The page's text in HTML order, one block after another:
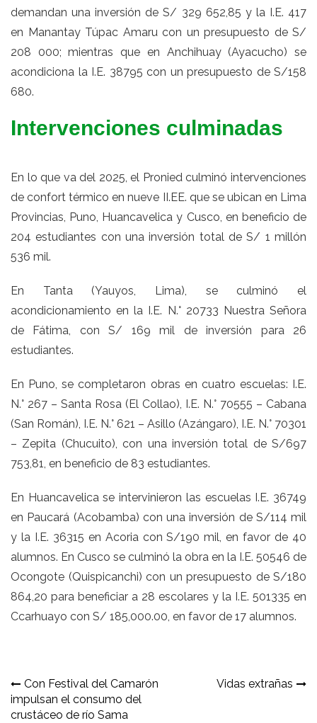
demandan una inversión de S/ 329 652,85 y la I.E. 417
en Manantay Túpac Amaru con un presupuesto de S/
208 000; mientras que en Anchihuay (Ayacucho) se
acondiciona la I.E. 38795 con un presupuesto de S/158
680.
Intervenciones culminadas
En lo que va del 2025, el Pronied culminó intervenciones
de confort térmico en nueve II.EE. que se ubican en Lima
Provincias, Puno, Huancavelica y Cusco, en beneficio de
204 estudiantes con una inversión total de S/ 1 millón
536 mil.
En Tanta (Yauyos, Lima), se culminó el
acondicionamiento en la I.E. N.° 20733 Nuestra Señora
de Fátima, con S/ 169 mil de inversión para 26
estudiantes.
En Puno, se completaron obras en cuatro escuelas: I.E.
N.° 267 – Santa Rosa (El Collao), I.E. N.° 70555 – Cabana
(San Román), I.E. N.° 621 – Asillo (Azángaro), I.E. N.° 70301
– Zepita (Chucuito), con una inversión total de S/697
753,81, en beneficio de 83 estudiantes.
En Huancavelica se intervinieron las escuelas I.E. 36749
en Paucará (Acobamba) con una inversión de S/114 mil
y la I.E. 36315 en Acoria con S/190 mil, en favor de 40
alumnos. En Cusco se culminó la obra en la I.E. 50546 de
Ocongote (Quispicanchi) con un presupuesto de S/180
864,20 para beneficiar a 28 escolares y la I.E. 501335 en
Ccarhuayo con S/ 185,000.00, en favor de 17 alumnos.
Navegación
de
Con Festival del Camarón
impulsan el consumo del
crustáceo de río Sama
Vidas extrañas